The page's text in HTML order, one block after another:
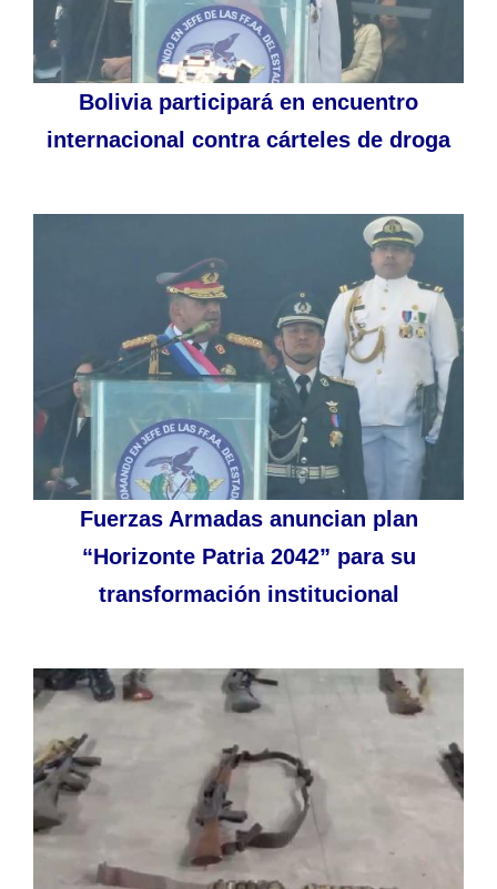
Bolivia participará en encuentro
internacional contra cárteles de droga
Fuerzas Armadas anuncian plan
“Horizonte Patria 2042” para su
transformación institucional